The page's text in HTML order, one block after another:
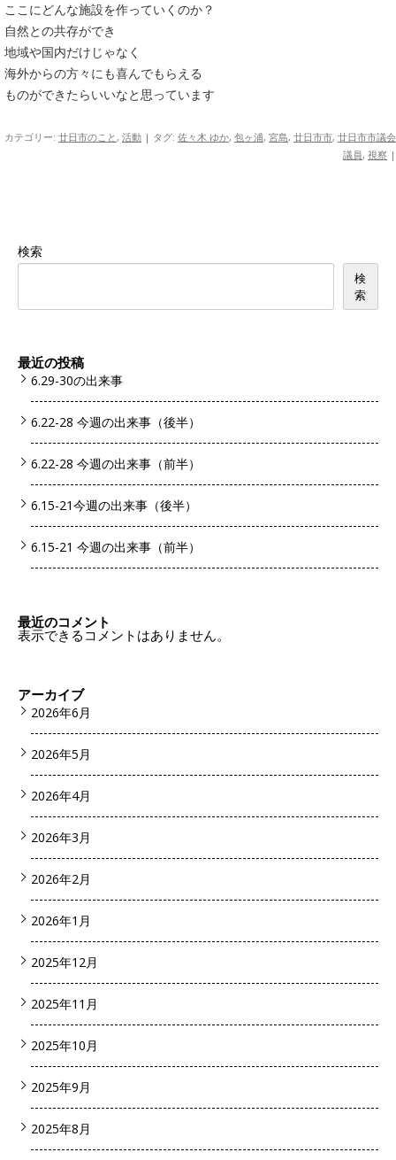
ここにどんな施設を作っていくのか？
自然との共存ができ
地域や国内だけじゃなく
海外からの方々にも喜んでもらえる
ものができたらいいなと思っています
カテゴリー: 廿日市のこと, 活動 | タグ: 佐々木 ゆか, 包ヶ浦, 宮島, 廿日市市, 廿日市市議会
議員, 視察 |
検索
検
索
最近の投稿
6.29-30の出来事
6.22-28 今週の出来事（後半）
6.22-28 今週の出来事（前半）
6.15-21今週の出来事（後半）
6.15-21 今週の出来事（前半）
最近のコメント
表示できるコメントはありません。
アーカイブ
2026年6月
2026年5月
2026年4月
2026年3月
2026年2月
2026年1月
2025年12月
2025年11月
2025年10月
2025年9月
2025年8月